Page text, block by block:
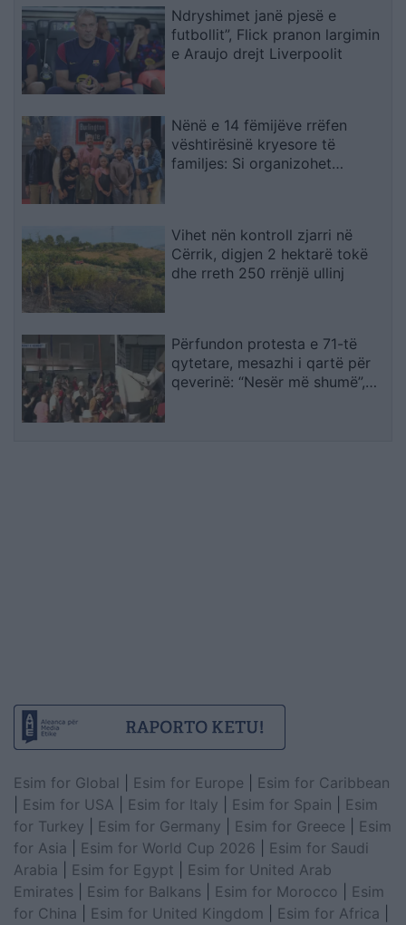
Ndryshimet janë pjesë e
futbollit”, Flick pranon largimin
e Araujo drejt Liverpoolit
Nënë e 14 fëmijëve rrëfen
vështirësinë kryesore të
familjes: Si organizohet
Vihet nën kontroll zjarri në
Cërrik, digjen 2 hektarë tokë
dhe rreth 250 rrënjë ullinj
Përfundon protesta e 71-të
qytetare, mesazhi i qartë për
qeverinë: “Nesër më shumë”,
Esim for Global Esim for Europe
Esim for Caribbean
Esim for USA Esim for Italy Esim for Spain
Esim
for Turkey
Esim for Germany Esim for Greece
Esim
for Asia
Esim for World Cup 2026
Esim for Saudi
Arabia
Esim for Egypt
Esim for United Arab
Emirates
Esim for Balkans Esim for Morocco
Esim
for China
Esim for United Kingdom Esim for Africa